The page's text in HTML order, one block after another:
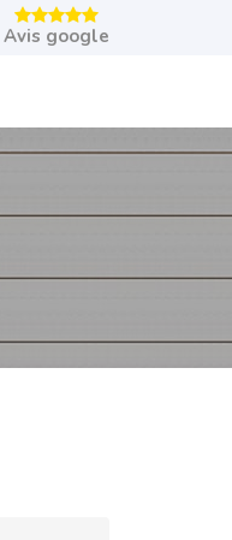
Avis google